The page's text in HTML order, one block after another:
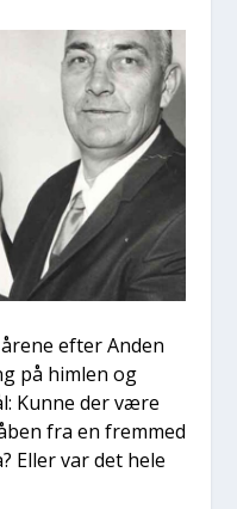
efter Anden
på him­len og
Kun­ne der være
fra en frem­med
Eller var det hele